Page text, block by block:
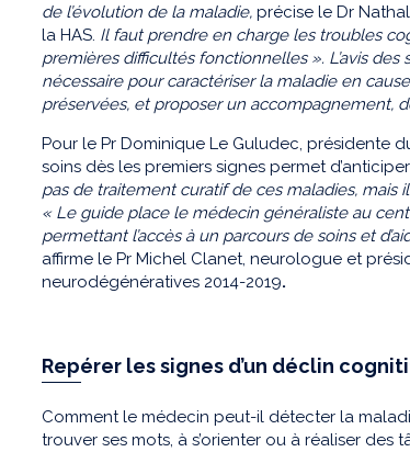
de l’évolution de la maladie, précise le Dr
la HAS. Il faut prendre en charge les troubles
premières difficultés fonctionnelles ». L’avis
nécessaire pour caractériser la maladie en
préservées, et proposer un accompagnement,
Pour le Pr Dominique Le Guludec, présidente
soins dès les premiers signes permet
pas de traitement curatif de ces maladies, mais
« Le guide place le médecin généraliste au
permettant l’accès à un parcours de soins et
affirme le Pr Michel Clanet, neurologue et
neurodégénératives 2014-2019.
Repérer les signes d’un déclin
Comment le médecin peut-il détecter la
trouver ses mots, à s’orienter ou à réaliser